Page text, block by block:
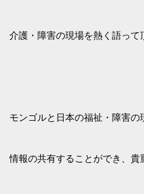
介護・障害の現場を熱く語って
モンゴルと日本の福祉・障害の
情報の共有することができ、貴